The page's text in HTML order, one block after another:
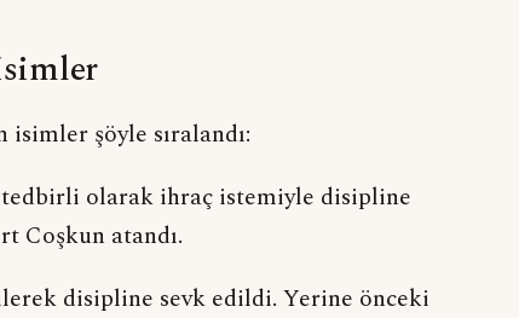
şöyle sıralandı:
olarak ihraç istemiyle disipline
Coşkun atandı.
disipline sevk edildi. Yerine önceki